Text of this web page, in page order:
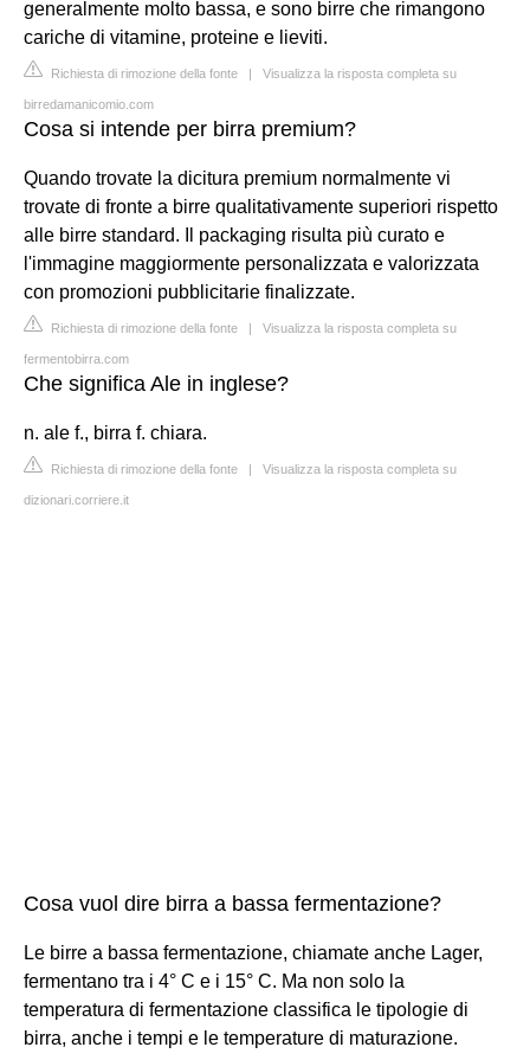
generalmente molto bassa, e sono birre che rimangono
cariche di vitamine, proteine e lieviti.
Richiesta di rimozione della fonte | Visualizza la risposta completa su
birredamanicomio.com
Cosa si intende per birra premium?
Quando trovate la dicitura premium normalmente vi
trovate di fronte a birre qualitativamente superiori rispetto
alle birre standard. Il packaging risulta più curato e
l'immagine maggiormente personalizzata e valorizzata
con promozioni pubblicitarie finalizzate.
Richiesta di rimozione della fonte | Visualizza la risposta completa su
fermentobirra.com
Che significa Ale in inglese?
n. ale f., birra f. chiara.
Richiesta di rimozione della fonte | Visualizza la risposta completa su
dizionari.corriere.it
Cosa vuol dire birra a bassa fermentazione?
Le birre a bassa fermentazione, chiamate anche Lager,
fermentano tra i 4° C e i 15° C. Ma non solo la
temperatura di fermentazione classifica le tipologie di
birra, anche i tempi e le temperature di maturazione.